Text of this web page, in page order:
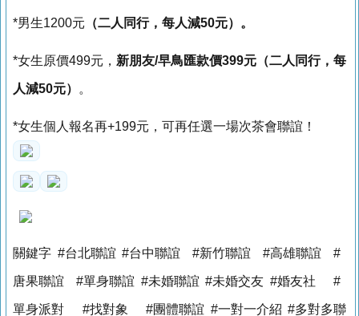
*男生1200元 （二人同行，每人減50元）。
*女生原價499元， 新朋友/早鳥匯款價399元（二人同行，每
人減50元） 。
*女生個人報名再+199元，可再任選一場次茶會聯誼！
關鍵字 #台北聯誼 #台中聯誼 #新竹聯誼 #高雄聯誼 #
唐果聯誼 #單身聯誼 #未婚聯誼 #未婚交友 #婚友社 #
單身派對 #找對象 #團體聯誼 #一對一介紹 #多對多聯